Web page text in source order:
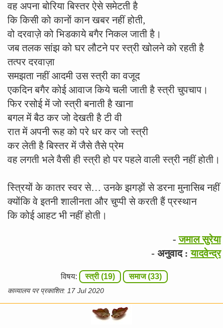
वह अपना बोरिया बिस्तर ऐसे समेटती है
कि किसी को कानों कान खबर नहीं होती,
वो दरवाज़े को भिडकाये बगैर निकल जाती है।
जब तलक सांझ को घर लौटने पर स्त्री खोलने को रहती है
तत्पर दरवाज़ा
समझता नहीं आदमी उस स्त्री का वजूद
एकदिन बगैर कोई आवाज किये चली जाती है स्त्री चुपचाप।
फिर रसोई में जो स्त्री बनाती है खाना
बगल में बैठ कर जो देखती है टी वी
रात में अपनी रूह को परे धर कर जो स्त्री
कर लेती है बिस्तर में जैसे तैसे प्रेम
वह लगती भले वैसी ही स्त्री हो पर पहले वाली स्त्री नहीं होती।
स्त्रियों के कातर स्वर से… उनके झगड़ों से डरना मुनासिब नहीं
क्योंकि वे इतनी शालीनता और चुप्पी से करती हैं प्रस्थान
कि कोई आहट भी नहीं होती।
-जमाल सुरेया
- अनुवाद :यादवेन्द्र
विषय: स्त्री (19) समाज (33)
काव्यालय पर प्रकाशित: 17 Jul 2020